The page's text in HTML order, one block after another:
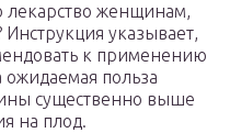
лекарство женщинам,
указывает,
к применению
ожидаемая польза
существенно выше
на плод.